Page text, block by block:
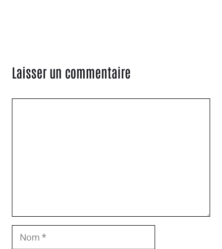
Laisser un commentaire